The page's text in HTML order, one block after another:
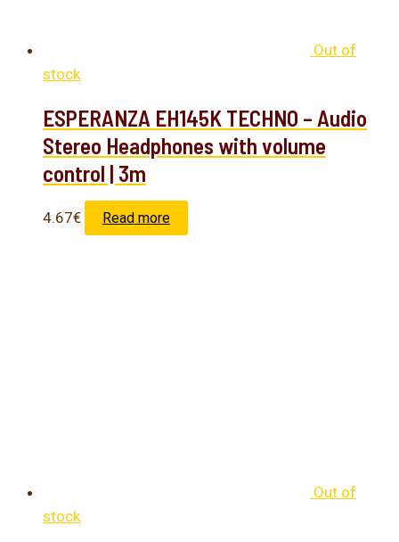
Out of
stock
ESPERANZA EH145K TECHNO – Audio
Stereo Headphones with volume
control | 3m
4.67€ Read more
Out of
stock